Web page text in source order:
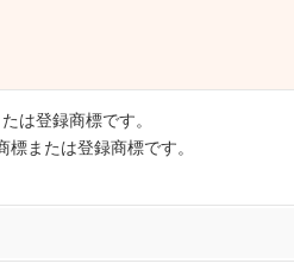
は登録商標です。
または登録商標です。